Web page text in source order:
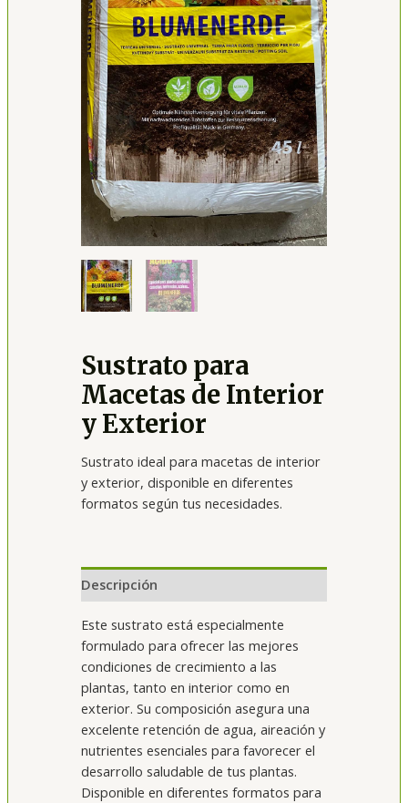
Sustrato para
Macetas de Interior
y Exterior
Sustrato ideal para macetas de interior
y exterior, disponible en diferentes
formatos según tus necesidades.
Descripción
Este sustrato está especialmente
formulado para ofrecer las mejores
condiciones de crecimiento a las
plantas, tanto en interior como en
exterior. Su composición asegura una
excelente retención de agua, aireación y
nutrientes esenciales para favorecer el
desarrollo saludable de tus plantas.
Disponible en diferentes formatos para